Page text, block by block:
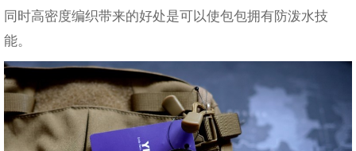
同时高密度编织带来的好处是可以使包包拥有防泼水技
能。